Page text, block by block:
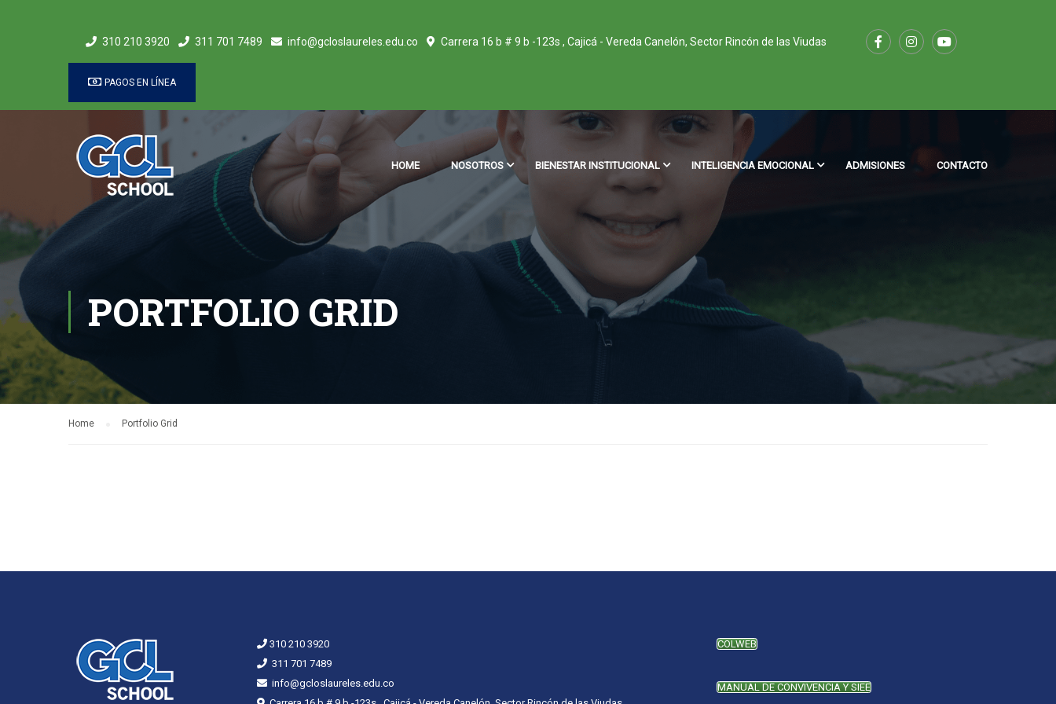
310 210 3920 311 701 7489 info@gcloslaureles.edu.co Carrera 16 b # 9 b -123s , Cajicá - Vereda Canelón, Sector Rincón de las Viudas
PAGOS EN LÍNEA
HOME NOSOTROS BIENESTAR INSTITUCIONAL INTELIGENCIA EMOCIONAL ADMISIONES CONTACTO
PORTFOLIO GRID
Home Portfolio Grid
310 210 3920
311 701 7489
info@gcloslaureles.edu.co
COLWEB
MANUAL DE CONVIVENCIA Y SIEE